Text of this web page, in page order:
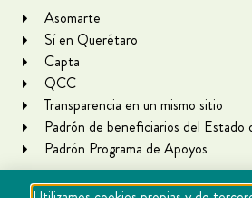
Asomarte
Sí en Querétaro
Capta
QCC
Transparencia en un mismo sitio
Padrón de beneficiarios del Estado
Padrón Programa de Apoyos